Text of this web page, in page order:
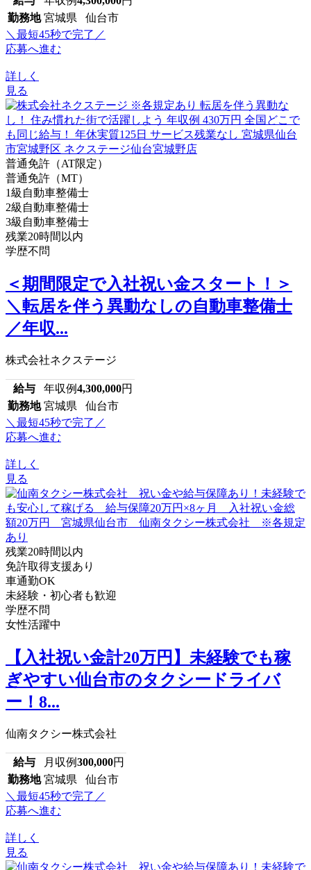
勤務地 宮城県 仙台市
＼最短45秒で完了／
応募へ進む
詳しく
見る
普通免許（AT限定）
普通免許（MT）
1級自動車整備士
2級自動車整備士
3級自動車整備士
残業20時間以内
学歴不問
＜期間限定で入社祝い金スタート！＞
＼転居を伴う異動なしの自動車整備士
／年収...
株式会社ネクステージ
給与 年収例4,300,000円
勤務地 宮城県 仙台市
＼最短45秒で完了／
応募へ進む
詳しく
見る
残業20時間以内
免許取得支援あり
車通勤OK
未経験・初心者も歓迎
学歴不問
女性活躍中
【入社祝い金計20万円】未経験でも稼
ぎやすい仙台市のタクシードライバ
ー！8...
仙南タクシー株式会社
給与 月収例300,000円
勤務地 宮城県 仙台市
＼最短45秒で完了／
応募へ進む
詳しく
見る